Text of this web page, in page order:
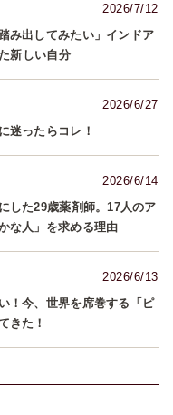
2026/7/12
み出してみたい」インドア
新しい自分
2026/6/27
迷ったらコレ！
2026/6/14
した29歳薬剤師。17人のア
な人」を求める理由
2026/6/13
！今、世界を席巻する「ピ
きた！